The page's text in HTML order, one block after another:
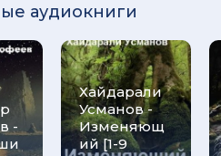
аудиокниги
-
Хайдарали
Усманов -
Изменяющ
ий [1-9